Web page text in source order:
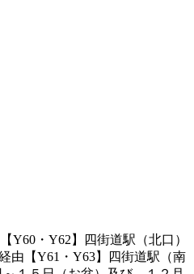
・Y62】四街道駅（北口）
【Y61・Y63】四街道駅（南